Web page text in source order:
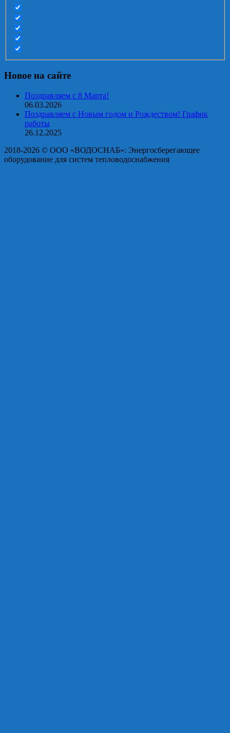
Новое на сайте
Поздравляем с 8 Марта!
06.03.2026
Поздравляем с Новым годом и Рождеством! График
работы
26.12.2025
2018-2026 © OOO «ВОДОСНАБ»: Энергосберегающее
оборудование для систем тепловодоснабжения